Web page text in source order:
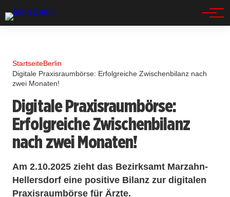
StartseiteBerlin
Digitale Praxisraumbörse: Erfolgreiche Zwischenbilanz nach
zwei Monaten!
Digitale Praxisraumbörse:
Erfolgreiche Zwischenbilanz
nach zwei Monaten!
Am 2.10.2025 zieht das Bezirksamt Marzahn-
Hellersdorf eine positive Bilanz zur digitalen
Praxisraumbörse für Ärzte.